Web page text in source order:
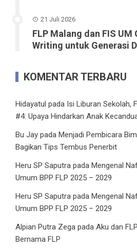
21 Juli 2026
FLP Malang dan FIS UM
Writing untuk Generasi
KOMENTAR TERBARU
Hidayatul pada Isi Liburan Sekolah,
#4: Upaya Hindarkan Anak
Bu Jay pada Menjadi Pembicara
Bagikan Tips Tembus Penerbit
Heru SP Saputra pada Mengenal
Umum BPP FLP 2025 – 2029
Heru SP Saputra pada Mengenal
Umum BPP FLP 2025 – 2029
Alpian Putra Zega pada Aku dan
Bernama FLP